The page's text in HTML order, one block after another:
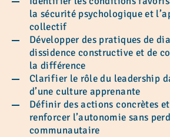
la sécurité psychologique et
collectif
Développer des pratiques de
dissidence constructive et de
la différence
Clarifier le rôle du leadership
d’une culture apprenante
Définir des actions concrètes
renforcer l’autonomie sans
communautaire